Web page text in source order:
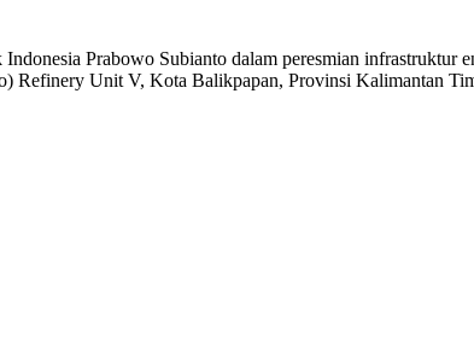
Prabowo Subianto dalam peresmian infrastruktur
Refinery Unit V, Kota Balikpapan, Provinsi Kalimantan